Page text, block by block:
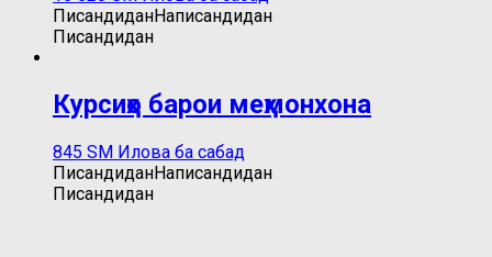
ПисандиданНаписандидан
Писандидан
Курсиҳо барои меҳмонхона
845 ЅМ Илова ба сабад
ПисандиданНаписандидан
Писандидан